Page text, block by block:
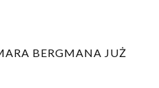
BERGMANA JUŻ